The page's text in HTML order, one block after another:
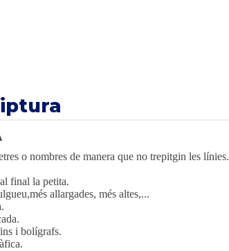
o nombres de manera que no trepitgin les línies.
final la petita.
allargades, més altes,...
i bolígrafs.